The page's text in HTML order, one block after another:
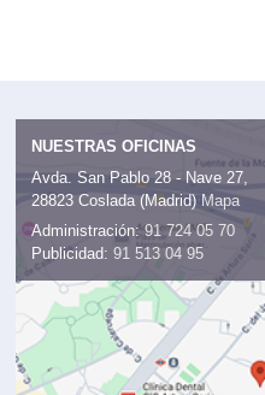
NUESTRAS OFICINAS
Avda. San Pablo 28 - Nave 27,
28823 Coslada (Madrid) Mapa
Administración: 91 724 05 70
Publicidad: 91 513 04 95